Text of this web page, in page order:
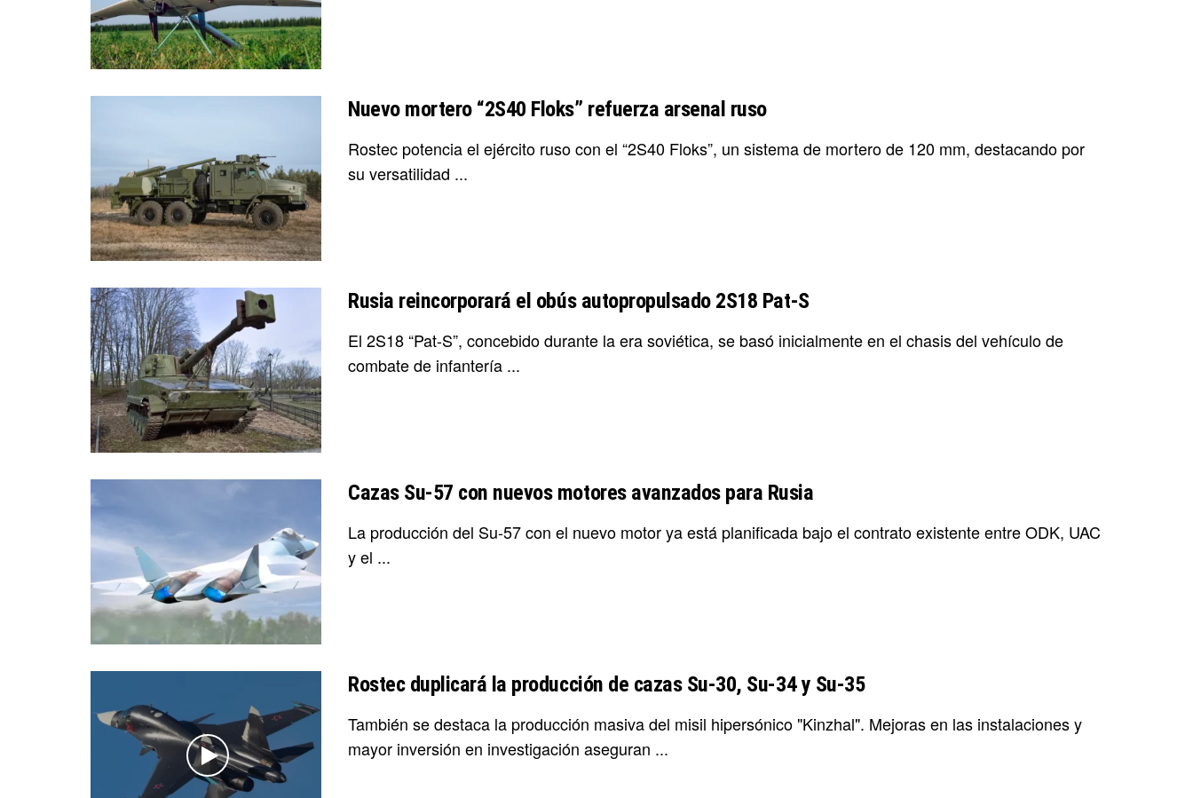
Nuevo mortero “2S40 Floks” refuerza arsenal ruso
Rostec potencia el ejército ruso con el “2S40 Floks”, un sistema de mortero de 120 mm, destacando por
su versatilidad ...
Rusia reincorporará el obús autopropulsado 2S18 Pat-S
El 2S18 “Pat-S”, concebido durante la era soviética, se basó inicialmente en el chasis del vehículo de
combate de infantería ...
Cazas Su-57 con nuevos motores avanzados para Rusia
La producción del Su-57 con el nuevo motor ya está planificada bajo el contrato existente entre ODK, UAC
y el ...
Rostec duplicará la producción de cazas Su-30, Su-34 y Su-35
También se destaca la producción masiva del misil hipersónico "Kinzhal". Mejoras en las instalaciones y
mayor inversión en investigación aseguran ...